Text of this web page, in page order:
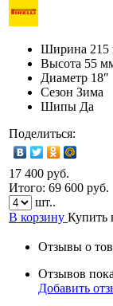
Ширина
Высота 55
Диаметр 18″
Сезон Зима
Шипы Да
Поделиться:
17 400 руб.
Итого: 69 600 руб.
шт..
В корзину Купить
Отзывы о
Отзывов
Добавить